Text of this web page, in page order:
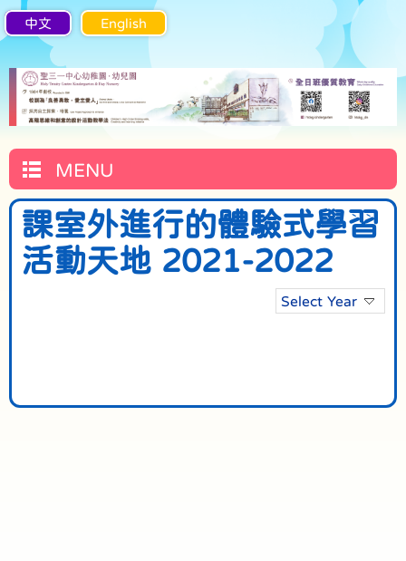
中文 English
MENU
課室外進行的體驗式學習
活動天地 2021-2022
Select Year